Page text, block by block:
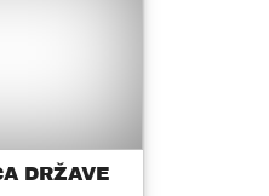
DRŽAVE